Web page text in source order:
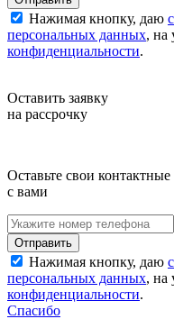
Нажимая кнопку, даю
персональных данных, на
конфиденциальности.
Оставить заявку
на рассрочку
Оставьте свои
с вами
Нажимая кнопку, даю
персональных данных, на
конфиденциальности.
Спасибо